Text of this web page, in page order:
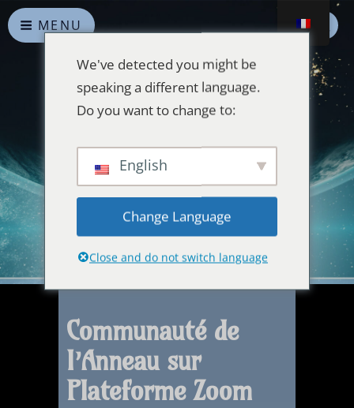
MENU
Alliances Célestes
Que la paix prévale sur la Terre et dans l'Univers
Communauté de
l’Anneau sur
Plateforme Zoom
We've detected you might be
speaking a different language.
Do you want to change to:
English
Change Language
Close and do not switch language